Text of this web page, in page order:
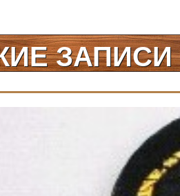
ЗАПИСИ